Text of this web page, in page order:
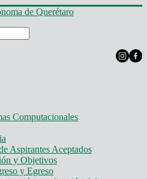
Computacionales
Aspirantes Aceptados
y Objetivos
y Egreso